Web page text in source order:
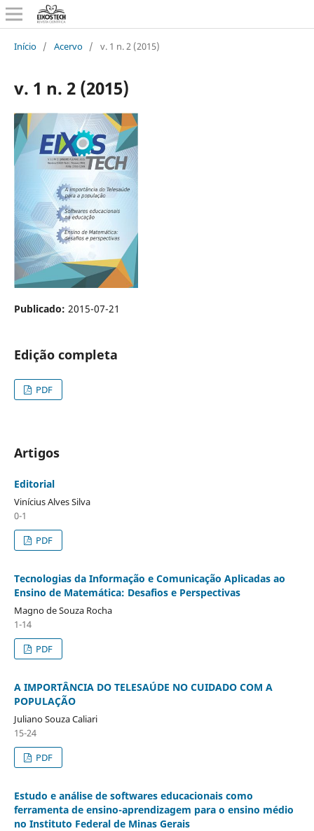
Início / Acervo / v. 1 n. 2 (2015)
v. 1 n. 2 (2015)
Publicado: 2015-07-21
Edição completa
PDF
Artigos
Editorial
Vinícius Alves Silva
0-1
PDF
Tecnologias da Informação e Comunicação Aplicadas ao
Ensino de Matemática: Desafios e Perspectivas
Magno de Souza Rocha
1-14
PDF
A IMPORTÂNCIA DO TELESAÚDE NO CUIDADO COM A
POPULAÇÃO
Juliano Souza Caliari
15-24
PDF
Estudo e análise de softwares educacionais como
ferramenta de ensino-aprendizagem para o ensino médio
no Instituto Federal de Minas Gerais